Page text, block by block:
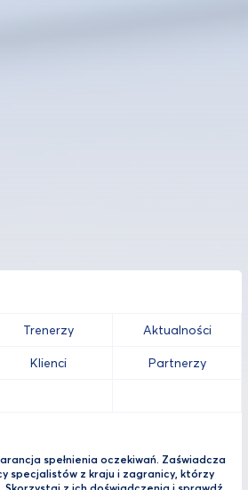
Trenerzy Aktualności
Klienci Partnerzy
spełnienia oczekiwań. Zaświadcza
specjalistów z kraju i zagranicy, którzy